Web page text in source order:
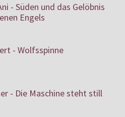
- Süden und das Gelöbnis
Engels
- Wolfsspinne
- Die Maschine steht still